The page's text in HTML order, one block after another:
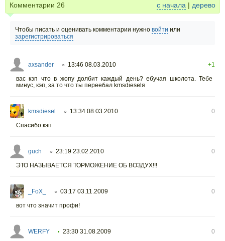
Комментарии 26 с начала | дерево
Чтобы писать и оценивать комментарии нужно войти или
зарегистрироваться
axsander ○ 13:46 08.03.2010
+1
вас кэп что в жопу долбит каждый день? ебучая школота. Тебе
минус, кэп, за то что ты переебал kmsdieselя
kmsdiesel ○ 13:34 08.03.2010
0
Спасибо кэп
guch ○ 23:19 23.02.2010
0
ЭТО НАЗЫВАЕТСЯ ТОРМОЖЕНИЕ ОБ ВОЗДУХ!!!
_FoX_ ○ 03:17 03.11.2009
0
вот что значит профи!
WERFY • 23:30 31.08.2009
0